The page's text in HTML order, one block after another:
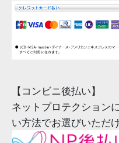
【コンビニ後払い】
ネットプロテクション
い方法でお選びいただけ